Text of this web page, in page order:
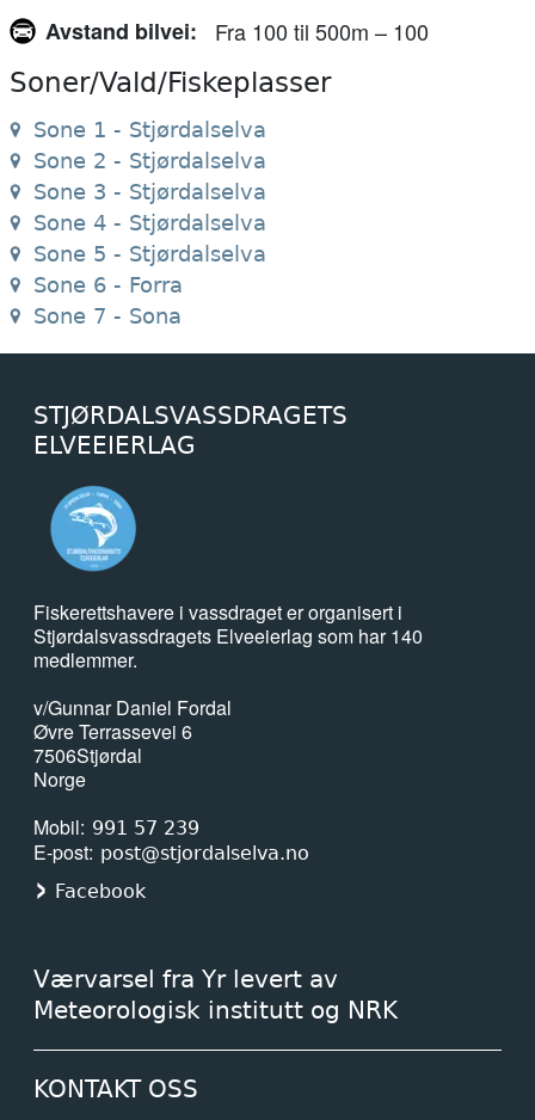
Avstand bilvei
Fra 100 til 500m – 100
Soner/Vald/Fiskeplasser
Sone 1 - Stjørdalselva
Sone 2 - Stjørdalselva
Sone 3 - Stjørdalselva
Sone 4 - Stjørdalselva
Sone 5 - Stjørdalselva
Sone 6 - Forra
Sone 7 - Sona
STJØRDALSVASSDRAGETS
ELVEEIERLAG
Fiskerettshavere i vassdraget er organisert i
Stjørdalsvassdragets Elveeierlag som har 140
medlemmer.
v/Gunnar Daniel Fordal
Øvre Terrassevei 6
7506Stjørdal
Norge
Mobil
991 57 239
E-post post@stjordalselva.no
Facebook
Værvarsel fra Yr levert av
Meteorologisk institutt og NRK
KONTAKT OSS